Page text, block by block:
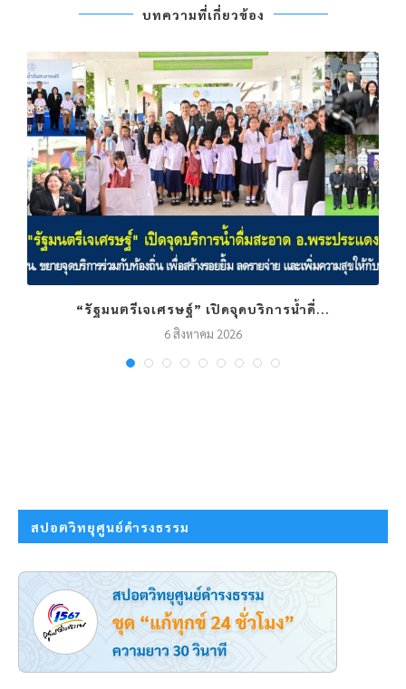
บทความที่เกี่ยวข้อง
“รัฐมนตรีเจเศรษฐ์” เปิดจุดบริการน้ำดื่...
6 สิงหาคม 2026
สปอตวิทยุศูนย์ดำรงธรรม